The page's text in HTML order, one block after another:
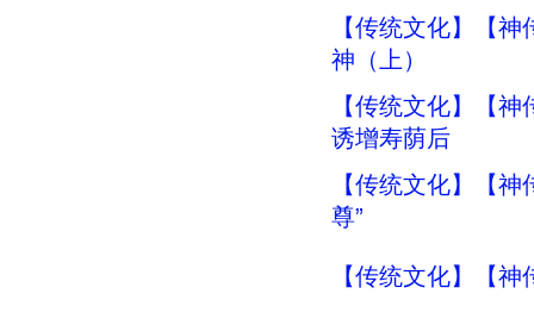
【传统文化】【
神（上）
【传统文化】【
诱增寿荫后
【传统文化】【
尊”
【传统文化】【